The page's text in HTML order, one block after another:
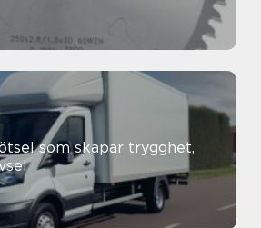
som skapar trygghet,